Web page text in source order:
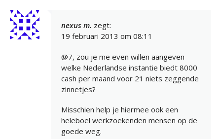
nexus m. zegt:
19 februari 2013 om 08:11
@7, zou je me even willen aangeven
welke Nederlandse instantie biedt 8000
cash per maand voor 21 niets zeggende
zinnetjes?
Misschien help je hiermee ook een
heleboel werkzoekenden mensen op de
goede weg.